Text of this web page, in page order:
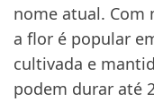
nome atual. Com
a flor é popular
cultivada e
podem durar até